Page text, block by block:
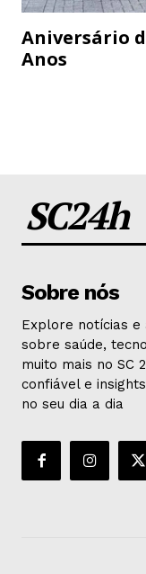
Aniversário
Anos
SC24h
Sobre nós
Explore notícias e
sobre saúde,
muito mais no SC
confiável e
no seu dia a dia